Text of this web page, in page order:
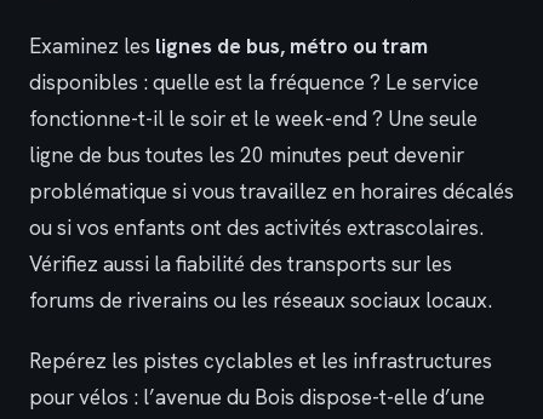
Examinez les lignes de bus, métro ou tram
disponibles : quelle est la fréquence ? Le service
fonctionne-t-il le soir et le week-end ? Une seule
ligne de bus toutes les 20 minutes peut devenir
problématique si vous travaillez en horaires décalés
ou si vos enfants ont des activités extrascolaires.
Vérifiez aussi la fiabilité des transports sur les
forums de riverains ou les réseaux sociaux locaux.
Repérez les pistes cyclables et les infrastructures
pour vélos : l’avenue du Bois dispose-t-elle d’une